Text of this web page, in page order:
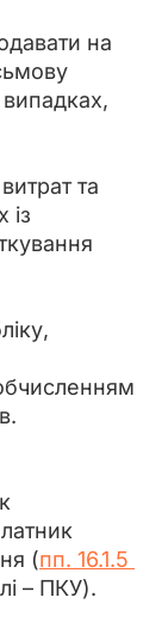
на
та
із
(пп. 16.1.5
– ПКУ).